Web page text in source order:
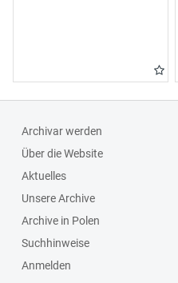
Archivar werden
Über die Website
Aktuelles
Unsere Archive
Archive in Polen
Suchhinweise
Anmelden